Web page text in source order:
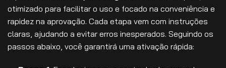
otimizado para facilitar o uso e focado na conveniência e
rapidez na aprovação. Cada etapa vem com instruções
claras, ajudando a evitar erros inesperados. Seguindo os
passos abaixo, você garantirá uma ativação rápida: